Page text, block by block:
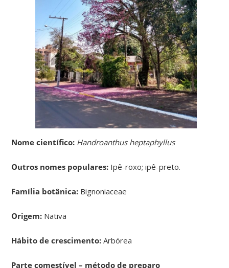
Nome científico: Handroanthus heptaphyllus
Outros nomes populares: Ipê-roxo; ipê-preto.
Família botânica: Bignoniaceae
Origem: Nativa
Hábito de crescimento: Arbórea
Parte comestível – método de preparo